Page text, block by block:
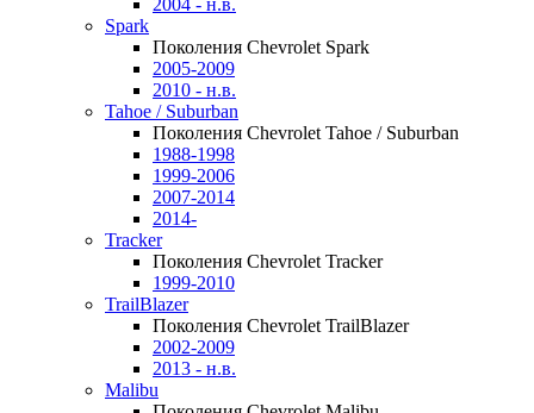
2004 - н.в.
Spark
Поколения Chevrolet Spark
2005-2009
2010 - н.в.
Tahoe / Suburban
Поколения Chevrolet Tahoe / Suburban
1988-1998
1999-2006
2007-2014
2014-
Tracker
Поколения Chevrolet Tracker
1999-2010
TrailBlazer
Поколения Chevrolet TrailBlazer
2002-2009
2013 - н.в.
Malibu